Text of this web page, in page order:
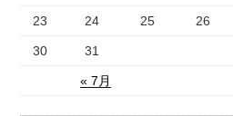
« 7月
23 24 25 26
30 31